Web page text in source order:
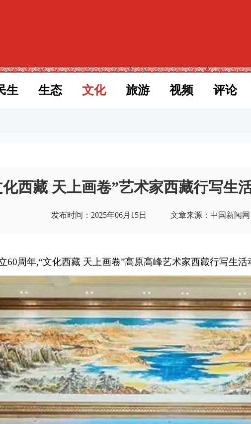
生 生态 文化 旅游 视频 评论
化西藏 天上画卷”艺术家西藏行写生
发布时间：2025年06月15日 文章来源：中国新闻网
60周年,“文化西藏 天上画卷”高原高峰艺术家西藏行写生活